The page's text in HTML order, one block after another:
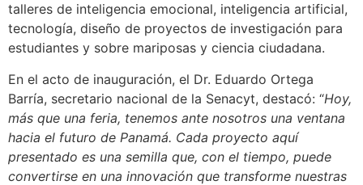
talleres de inteligencia emocional, inteligencia artificial,
tecnología, diseño de proyectos de investigación para
estudiantes y sobre mariposas y ciencia ciudadana.
En el acto de inauguración, el Dr. Eduardo Ortega
Barría, secretario nacional de la Senacyt, destacó: “Hoy,
más que una feria, tenemos ante nosotros una ventana
hacia el futuro de Panamá. Cada proyecto aquí
presentado es una semilla que, con el tiempo, puede
convertirse en una innovación que transforme nuestras